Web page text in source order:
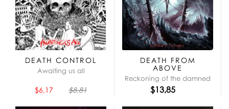
DEATH CONTROL
Awaiting us all
$6,17 $8,81
DEATH FROM
ABOVE
Reckoning of the damned
$13,85